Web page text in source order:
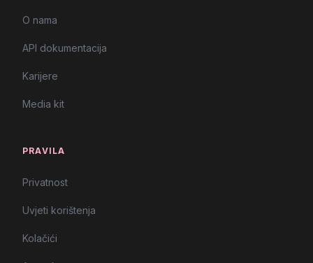
O nama
API dokumentacija
Karijere
Media kit
PRAVILA
Privatnost
Uvjeti korištenja
Kolačići